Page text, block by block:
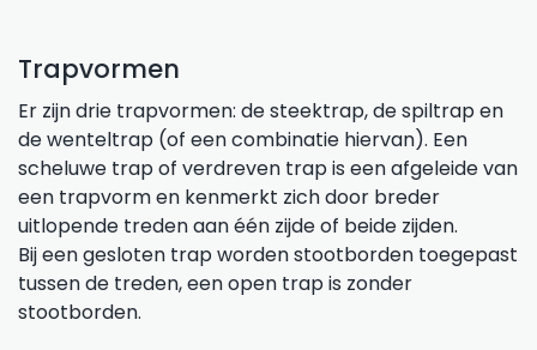
Trapvormen
Er zijn drie trapvormen: de steektrap, de spiltrap en
de wenteltrap (of een combinatie hiervan). Een
scheluwe trap of verdreven trap is een afgeleide van
een trapvorm en kenmerkt zich door breder
uitlopende treden aan één zijde of beide zijden.
Bij een gesloten trap worden stootborden toegepast
tussen de treden, een open trap is zonder
stootborden.